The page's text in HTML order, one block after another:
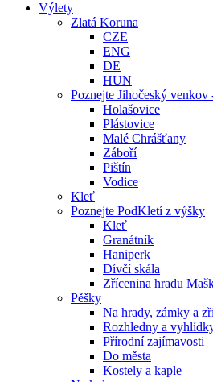
Výlety
Zlatá Koruna
CZE
ENG
DE
HUN
Poznejte Jihočeský venkov
Holašovice
Plástovice
Malé Chrášťany
Záboří
Pištín
Vodice
Kleť
Poznejte PodKletí z výšky
Kleť
Granátník
Haniperk
Dívčí skála
Zřícenina hradu
Pěšky
Na hrady, zámky a
Rozhledny a
Přírodní zajímavosti
Do města
Kostely a kaple